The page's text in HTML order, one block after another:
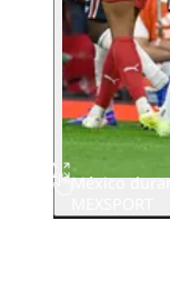
México